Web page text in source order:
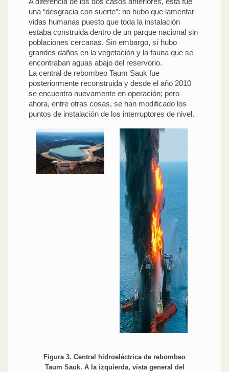
una “desgracia con suerte”: no hubo que lamentar
vidas humanas puesto que toda la instalación
estaba construida dentro de un parque nacional sin
poblaciones cercanas. Sin embargo, sí hubo
grandes daños en la vegetación y la fauna que se
encontraban aguas abajo del reservorio.
La central de rebombeo Taum Sauk fue
posteriormente reconstruida y desde el año 2010
se encuentra nuevamente en operación; pero
ahora, entre otras cosas, se han modificado los
puntos de instalación de los interruptores de nivel.
Figura 3. Central hidroeléctrica de rebombeo
Taum Sauk. A la izquierda, vista general del